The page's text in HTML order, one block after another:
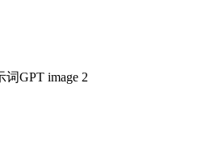
GPT image 2